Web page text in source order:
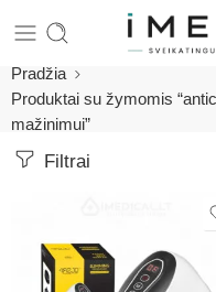
Pradžia
Produktai su žymomis
mažinimui”
Filtrai